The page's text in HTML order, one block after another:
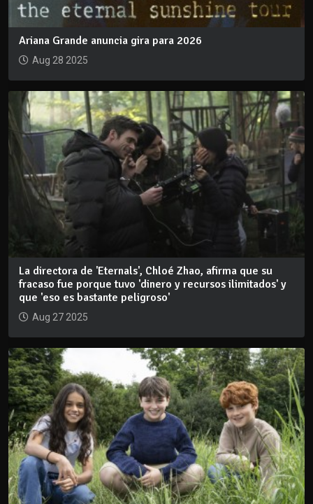
Ariana Grande anuncia gira para 2026
Aug 28 2025
La directora de 'Eternals', Chloé Zhao, afirma que su
fracaso fue porque tuvo 'dinero y recursos ilimitados' y
que 'eso es bastante peligroso'
Aug 27 2025